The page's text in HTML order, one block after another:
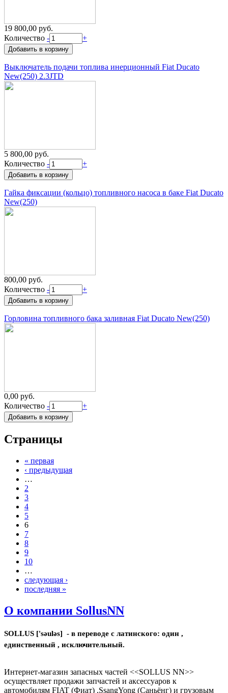
19 800,00 руб.
Количество - +
Выключатель подачи топлива инерционный Fiat Ducato
New(250) 2.3JTD
5 800,00 руб.
Количество - +
Гайка фиксации (кольцо) топливного насоса в баке Fiat Ducato
New(250)
800,00 руб.
Количество - +
Горловина топливного бака заливная Fiat Ducato New(250)
0,00 руб.
Количество - +
Страницы
« первая
‹ предыдущая
…
2
3
4
5
6
7
8
9
10
…
следующая ›
последняя »
О компании SollusNN
SOLLUS ['səuləs] - в переводе с латинского: один ,
единственный , исключительный.
Интернет-магазин запасных частей <<SOLLUS NN>>
осуществляет продажи запчастей и аксессуаров к
автомобилям FIAT (Фиат) ,SsangYong (Саньёнг) и грузовым